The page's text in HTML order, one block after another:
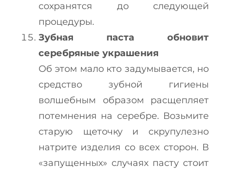
сохранятся до следующей
процедуры.
Зубная паста обновит
серебряные украшения
Об этом мало кто задумывается, но
средство зубной гигиены
волшебным образом расщепляет
потемнения на серебре. Возьмите
старую щеточку и скрупулезно
натрите изделия со всех сторон. В
«запущенных» случаях пасту стоит